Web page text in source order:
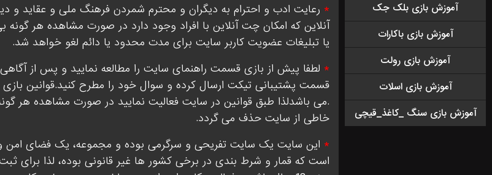
آموزش بازی بلک جک
آموزش بازی باکارات
آموزش بازی رولت
آموزش بازی اسلات
آموزش بازی سنگ _کاغذ_قیچی
* رعایت ادب و احترام به دیگران و محترم شمردن فرهنگ ملی و عقاید و
آنلاین که امکان چت آنلاین با افراد وجود دارد در صورت مشاهده هر گونه
یا تبلیغات عضویت کاربر سایت برای مدت محدود یا دائم لغو خواهد شد.
* لطفا پیش از بازی قسمت راهنمای سایت را مطالعه نمایید و پس از
قسمت پشتیبانی تیکت ارسال کرده و سوال خود را مطرح کنید.قوانین
.می باشدلذا طبق قوانین در سایت فعالیت نمایید در صورت مشاهده هر
خاطی از سایت حذف می گردد.
* این سایت یک سایت تفریحی و سرگرمی بوده و مجموعه، یک فضای امن و
است که قمار و شرط بندی در برخی کشور ها غیر قانونی بوده، لذا برای ثبت